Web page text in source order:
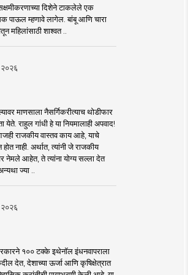
दिशेने टाकलेले एक
पाऊल म्हणावे लागेल. बांबू आणि चारा
महिलांसाठी शाश्वत ..
माणसाला नैसर्गिकरीत्याच थोडीफार
येते. राहुल गांधी हे या नियमालाही अपवाद!
राजकीय वास्तव काय आहे, याचे
नाही. अर्थात, त्यांनी जे राजकीय
नेमले आहेत, ते त्यांना योग्य सल्ला देत
ज्या ..
१०० टक्के इथेनॉल इंधनवापराला
देत, देशाच्या ऊर्जा आणि कृषिक्षेत्रात